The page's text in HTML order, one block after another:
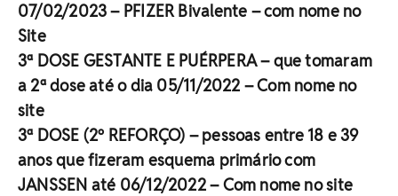
07/02/2023 – PFIZER Bivalente – com nome no
Site
3ª DOSE GESTANTE E PUÉRPERA – que tomaram
a 2ª dose até o dia 05/11/2022 – Com nome no
site
3ª DOSE (2º REFORÇO) – pessoas entre 18 e 39
anos que fizeram esquema primário com
JANSSEN até 06/12/2022 – Com nome no site